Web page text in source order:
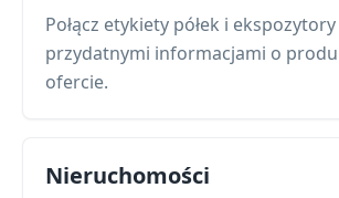
Połącz etykiety półek i ekspozytory
przydatnymi informacjami o
ofercie.
Nieruchomości